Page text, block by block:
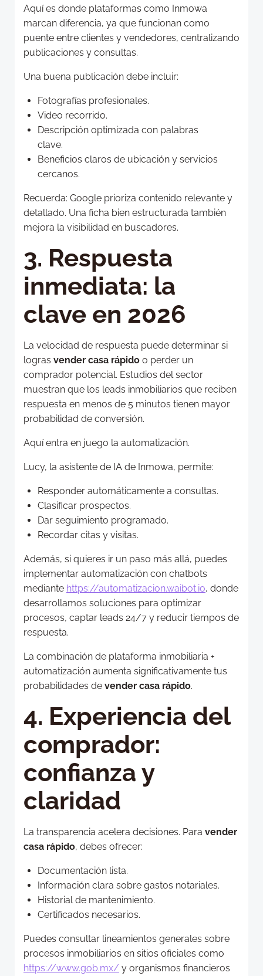
Aquí es donde plataformas como Inmowa
marcan diferencia, ya que funcionan como
puente entre clientes y vendedores, centralizando
publicaciones y consultas.
Una buena publicación debe incluir:
Fotografías profesionales.
Video recorrido.
Descripción optimizada con palabras
clave.
Beneficios claros de ubicación y servicios
cercanos.
Recuerda: Google prioriza contenido relevante y
detallado. Una ficha bien estructurada también
mejora la visibilidad en buscadores.
3. Respuesta
inmediata: la
clave en 2026
La velocidad de respuesta puede determinar si
logras vender casa rápido o perder un
comprador potencial. Estudios del sector
muestran que los leads inmobiliarios que reciben
respuesta en menos de 5 minutos tienen mayor
probabilidad de conversión.
Aquí entra en juego la automatización.
Lucy, la asistente de IA de Inmowa, permite:
Responder automáticamente a consultas.
Clasificar prospectos.
Dar seguimiento programado.
Recordar citas y visitas.
Además, si quieres ir un paso más allá, puedes
implementar automatización con chatbots
mediante https://automatizacion.waibot.io, donde
desarrollamos soluciones para optimizar
procesos, captar leads 24/7 y reducir tiempos de
respuesta.
La combinación de plataforma inmobiliaria +
automatización aumenta significativamente tus
probabilidades de vender casa rápido.
4. Experiencia del
comprador:
confianza y
claridad
La transparencia acelera decisiones. Para vender
casa rápido, debes ofrecer:
Documentación lista.
Información clara sobre gastos notariales.
Historial de mantenimiento.
Certificados necesarios.
Puedes consultar lineamientos generales sobre
procesos inmobiliarios en sitios oficiales como
https://www.gob.mx/ y organismos financieros